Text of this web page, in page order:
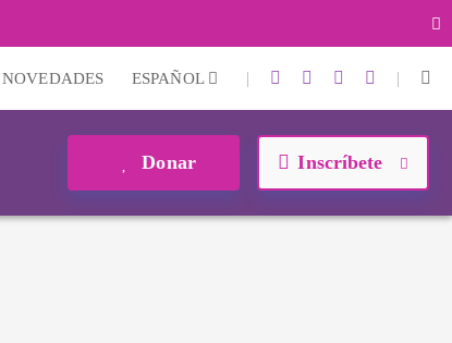
NOVEDADES ESPAÑOL | |
Donar Inscríbete